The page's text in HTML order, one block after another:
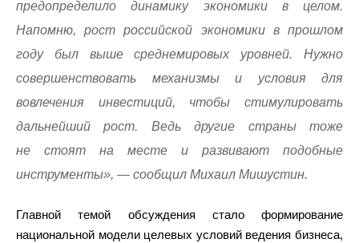
предопределило динамику экономики в целом.
Напомню, рост российской экономики в прошлом
году был выше среднемировых уровней. Нужно
совершенствовать механизмы и условия для
вовлечения инвестиций, чтобы стимулировать
дальнейший рост. Ведь другие страны тоже
не стоят на месте и развивают подобные
инструменты», — сообщил Михаил Мишустин.
Главной темой обсуждения стало формирование
национальной модели целевых условий ведения бизнеса,